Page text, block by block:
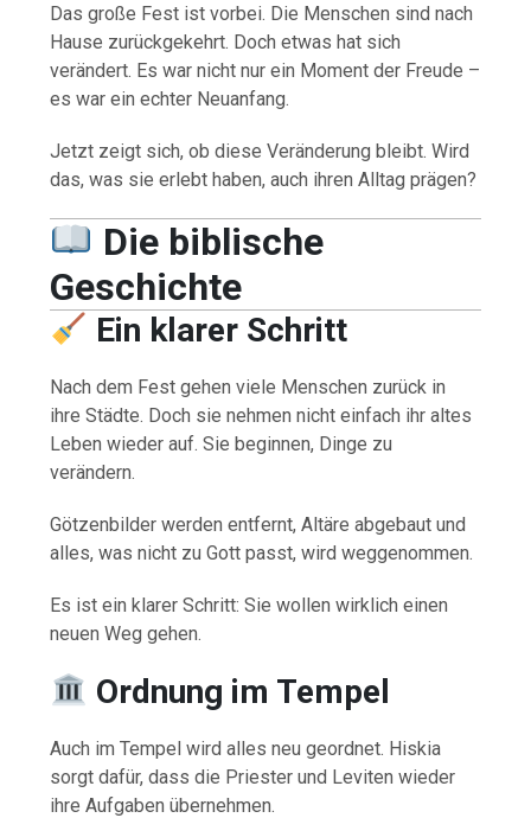
Das große Fest ist vorbei. Die Menschen sind nach
Hause zurückgekehrt. Doch etwas hat sich
verändert. Es war nicht nur ein Moment der Freude –
es war ein echter Neuanfang.
Jetzt zeigt sich, ob diese Veränderung bleibt. Wird
das, was sie erlebt haben, auch ihren Alltag prägen?
Die biblische
Geschichte
Ein klarer Schritt
Nach dem Fest gehen viele Menschen zurück in
ihre Städte. Doch sie nehmen nicht einfach ihr altes
Leben wieder auf. Sie beginnen, Dinge zu
verändern.
Götzenbilder werden entfernt, Altäre abgebaut und
alles, was nicht zu Gott passt, wird weggenommen.
Es ist ein klarer Schritt: Sie wollen wirklich einen
neuen Weg gehen.
Ordnung im Tempel
Auch im Tempel wird alles neu geordnet. Hiskia
sorgt dafür, dass die Priester und Leviten wieder
ihre Aufgaben übernehmen.